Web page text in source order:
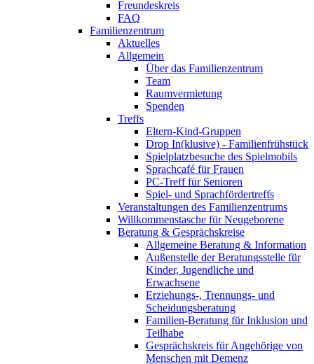
Freundeskreis
FAQ
Familienzentrum
Aktuelles
Allgemein
Über das Familienzentrum
Team
Raumvermietung
Spenden
Treffs
Eltern-Kind-Gruppen
Drop In(klusive) - Familienfrühstück
Spielplatzbesuche des Spielmobils
Sprachcafé für Frauen
PC-Treff für Senioren
Spiel- und Sprachfördertreffs
Veranstaltungen des Familienzentrums
Willkommenstasche für Neugeborene
Beratung & Gesprächskreise
Allgemeine Beratung & Information
Außenstelle der Beratungsstelle für
Kinder, Jugendliche und
Erwachsene
Erziehungs-, Trennungs- und
Scheidungsberatung
Familien-Beratung für Inklusion und
Teilhabe
Gesprächskreis für Angehörige von
Menschen mit Demenz